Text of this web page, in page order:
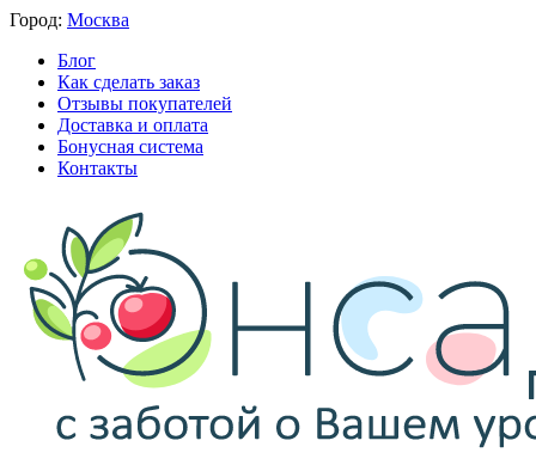
Город: Москва
Блог
Как сделать заказ
Отзывы покупателей
Доставка и оплата
Бонусная система
Контакты